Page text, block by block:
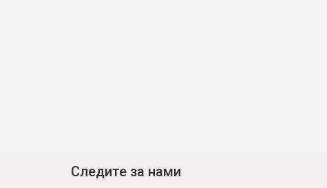
Следите за нами